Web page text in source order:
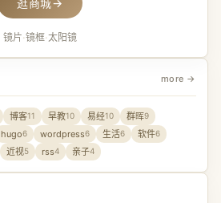
镜片·镜框·太阳镜
more →
博客11 早教10 易经10 群晖9
hugo6 wordpress6 生活6 软件6
近视5 rss4 亲子4